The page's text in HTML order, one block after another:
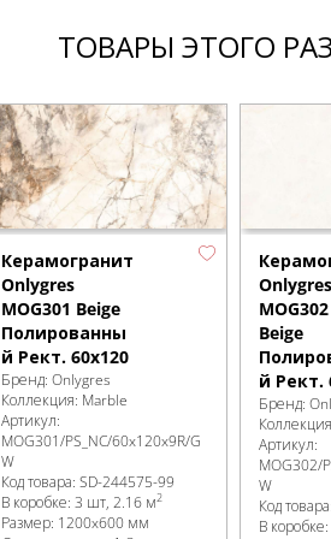
ТОВАРЫ ЭТОГО
Керамогранит
Onlygres
MOG301 Beige
Полированны
й Рект. 60x120
Бренд: Onlygres
Коллекция: Marble
Артикул:
MOG301/PS_NC/60x120x9R/G
W
Код товара: SD-244575-99
В коробке: 3 шт, 2.16 м2
Размер: 1200x600 мм
Onlygres
Beige
й Рект.
Бренд:
Артикул:
MOG302/
W
Код товара:
В коробке: